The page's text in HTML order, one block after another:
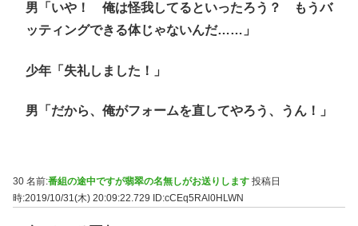
男「いや！ 俺は怪我してるといったろう？ もうバ
ッティングできる体じゃないんだ……」
少年「失礼しました！」
男「だから、俺がフォームを直してやろう、うん！」
30 名前:番組の途中ですが翡翠の名無しがお送りします 投稿日
時:2019/10/31(木) 20:09:22.729
ID:cCEq5RAl0HLWN